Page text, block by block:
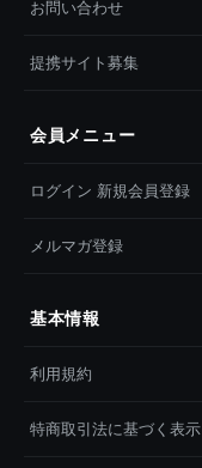
お問い合わせ
提携サイト募集
会員メニュー
ログイン 新規会員登録
メルマガ登録
基本情報
利用規約
特商取引法に基づく表示